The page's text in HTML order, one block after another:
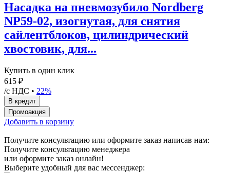
Насадка на пневмозубило Nordberg
NP59-02, изогнутая, для снятия
сайлентблоков, цилиндрический
хвостовик, для...
Купить в один клик
615 ₽
/с НДС • 22%
Добавить в корзину
Получите консультацию или оформите заказ написав нам:
Получите консультацию менеджера
или оформите заказ онлайн!
Выберите удобный для вас мессенджер: